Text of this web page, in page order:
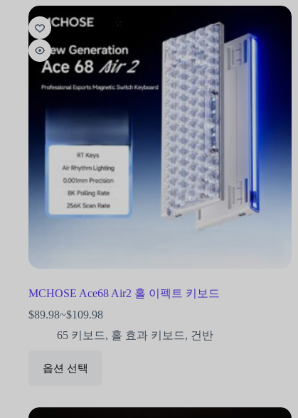
MCHOSE Ace68 Air2 홀 이펙트 키보드
$89.98~$109.98
65 키보드, 홀 효과 키보드, 건반
옵션 선택